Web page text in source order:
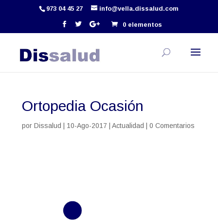
973 04 45 27 info@vella.dissalud.com
0 elementos
Ortopedia Ocasión
por Dissalud 10-Ago-2017 Actualidad 0 Comentarios